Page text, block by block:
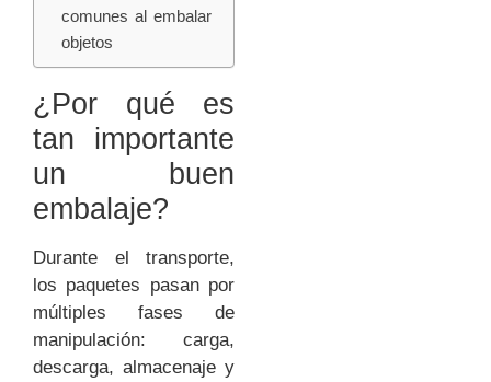
comunes al embalar
objetos
¿Por qué es
tan importante
un buen
embalaje?
Durante el transporte,
los paquetes pasan por
múltiples fases de
manipulación: carga,
descarga, almacenaje y